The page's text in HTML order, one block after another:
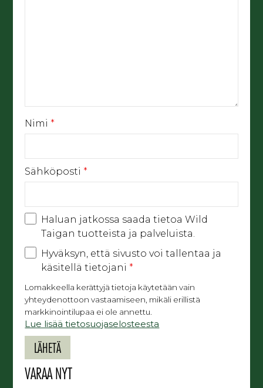
Nimi *
Sähköposti *
Haluan jatkossa saada tietoa Wild
Taigan tuotteista ja palveluista.
Hyväksyn, että sivusto voi tallentaa ja
käsitellä tietojani *
Lomakkeella kerättyjä tietoja käytetään vain
yhteydenottoon vastaamiseen, mikäli erillistä
markkinointilupaa ei ole annettu.
Lue lisää tietosuojaselosteesta
VARAA NYT